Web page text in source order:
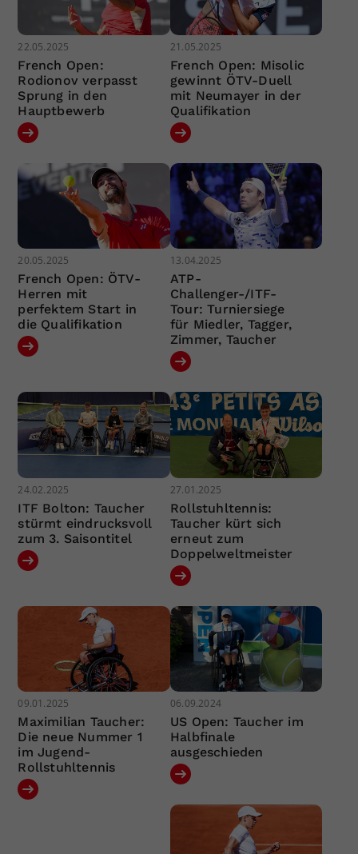
22.05.2025
French Open:
Rodionov verpasst
Sprung in den
Hauptbewerb
21.05.2025
French Open: Misolic
gewinnt ÖTV-Duell
mit Neumayer in der
Qualifikation
20.05.2025
French Open: ÖTV-
Herren mit
perfektem Start in
die Qualifikation
13.04.2025
ATP-
Challenger-/ITF-
Tour: Turniersiege
für Miedler, Tagger,
Zimmer, Taucher
24.02.2025
ITF Bolton: Taucher
stürmt eindrucksvoll
zum 3. Saisontitel
27.01.2025
Rollstuhltennis:
Taucher kürt sich
erneut zum
Doppelweltmeister
09.01.2025
Maximilian Taucher:
Die neue Nummer 1
im Jugend-
Rollstuhltennis
06.09.2024
US Open: Taucher im
Halbfinale
ausgeschieden